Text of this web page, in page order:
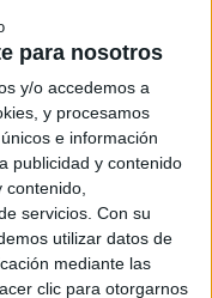
para nosotros
y/o accedemos a
y procesamos
e información
publicidad y contenido
servicios. Con su
utilizar datos de
mediante las
clic para otorgarnos